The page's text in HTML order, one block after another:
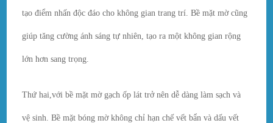
tạo điểm nhấn độc đáo cho không gian trang trí. Bề mặt mờ cũng
giúp tăng cường ánh sáng tự nhiên, tạo ra một không gian rộng
lớn hơn sang trọng.
Thứ hai,với bề mặt mờ gạch ốp lát trở nên dễ dàng làm sạch và
vệ sinh. Bề mặt bóng mờ không chỉ hạn chế vết bẩn và dấu vết